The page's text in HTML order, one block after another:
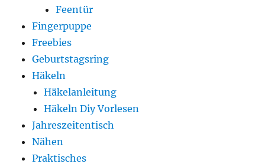
Feentür
Fingerpuppe
Freebies
Geburtstagsring
Häkeln
Häkelanleitung
Häkeln Diy Vorlesen
Jahreszeitentisch
Nähen
Praktisches